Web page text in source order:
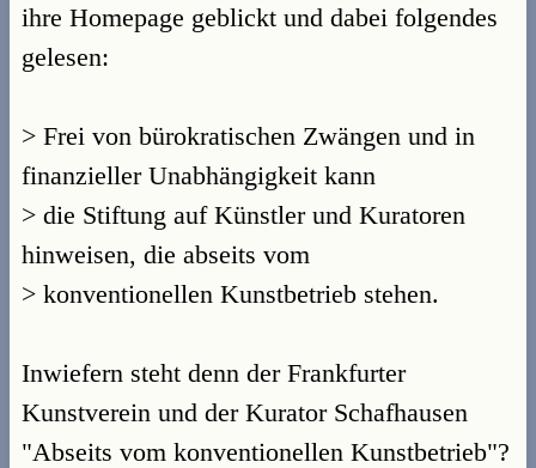
ihre Homepage geblickt und dabei folgendes
gelesen:
> Frei von bürokratischen Zwängen und in
finanzieller Unabhängigkeit kann
> die Stiftung auf Künstler und Kuratoren
hinweisen, die abseits vom
> konventionellen Kunstbetrieb stehen.
Inwiefern steht denn der Frankfurter
Kunstverein und der Kurator Schafhausen
"Abseits vom konventionellen Kunstbetrieb"?